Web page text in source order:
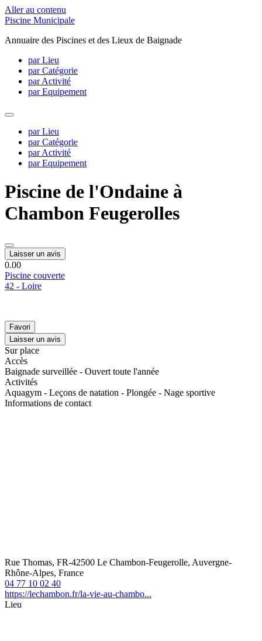
Aller au contenu
Piscine Municipale
Annuaire des Piscines et des Lieux de Baignade
par Lieu
par Catégorie
par Activité
par Equipement
par Lieu
par Catégorie
par Activité
par Equipement
Piscine de l'Ondaine à
Chambon Feugerolles
Laisser un avis
0.00
Piscine couverte
42 - Loire
Favori
Laisser un avis
Sur place
Accès
Baignade surveillée - Ouvert toute l'année
Activités
Aquagym - Leçons de natation - Plongée - Nage sportive
Informations de contact
Rue Thomas, FR-42500 Le Chambon-Feugerolle, Auvergne-
Rhône-Alpes, France
04 77 10 02 40
https://lechambon.fr/la-vie-au-chambo...
Lieu